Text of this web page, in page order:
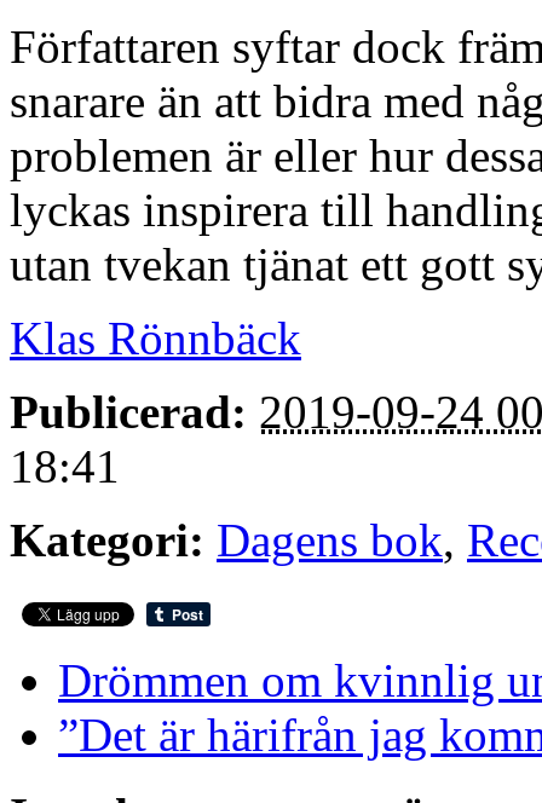
Författaren syftar dock
snarare än att bidra med
problemen är eller hur
lyckas inspirera till
utan tvekan tjänat ett gott
Klas Rönnbäck
Publicerad: 2019-09-24
18:41
Kategori: Dagens bok,
Drömmen om kvinnlig
”Det är härifrån jag